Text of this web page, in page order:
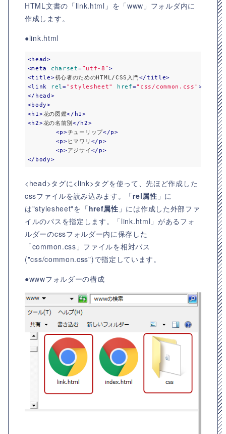
HTML文書の「link.html」を「www」フォルダ内に
作成します。
●link.html
<head>
<meta charset=”utf-8″>
<title>初心者のためのHTML/CSS入門</title>
<link rel="stylesheet" href="css/common.css" >
</ head >
<body>
<h1>花の図鑑</ h1>
<h2>花の名前別</ h2>
<p>チューリップ</p>
<p> ヒマワリ </ p>
<p>アジサイ </ p>
</ body>
<head>タグに<link>タグを使って、先ほど作成した
cssファイルを読み込みます。「rel属性 」に
は"stylesheet"を「href属性 」には作成した外部ファ
イルのパスを指定します。「link.html」があるフォ
ルダーのcssフォルダー内に保存した
「common.css」ファイルを相対パス
("css/common.css")で指定しています。
●wwwフォルダーの構成